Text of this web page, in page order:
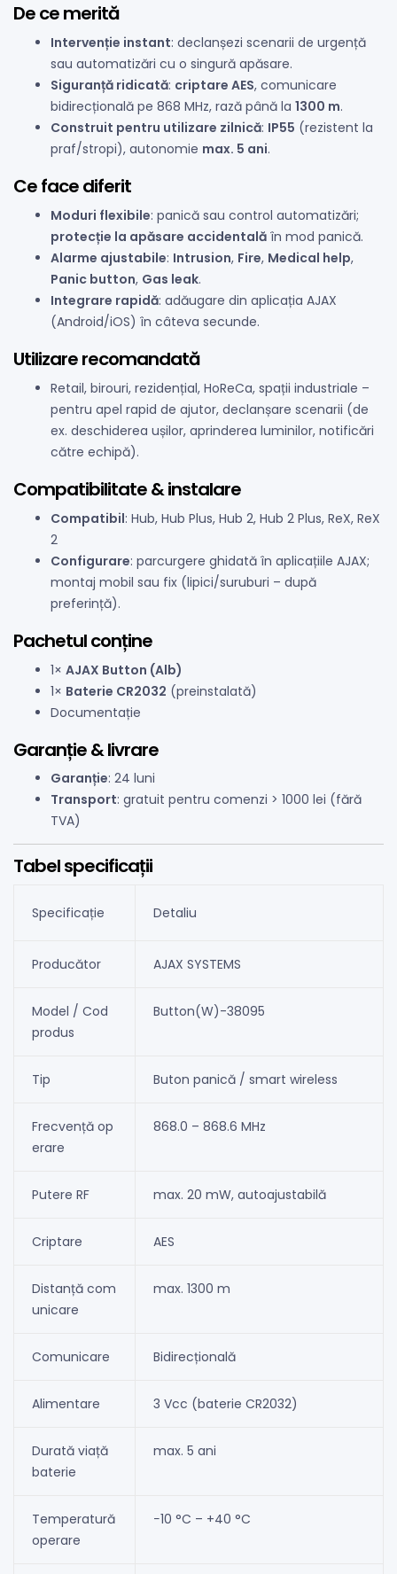
De ce merită
Intervenție instant: declanșezi scenarii de urgență
sau automatizări cu o singură apăsare.
Siguranță ridicată: criptare AES, comunicare
bidirecțională pe 868 MHz, rază până la 1300 m.
Construit pentru utilizare zilnică: IP55 (rezistent la
praf/stropi), autonomie max. 5 ani.
Ce face diferit
Moduri flexibile: panică sau control automatizări;
protecție la apăsare accidentală în mod panică.
Alarme ajustabile: Intrusion, Fire, Medical help,
Panic button, Gas leak.
Integrare rapidă: adăugare din aplicația AJAX
(Android/iOS) în câteva secunde.
Utilizare recomandată
Retail, birouri, rezidențial, HoReCa, spații industriale –
pentru apel rapid de ajutor, declanșare scenarii (de
ex. deschiderea ușilor, aprinderea luminilor, notificări
către echipă).
Compatibilitate & instalare
Compatibil: Hub, Hub Plus, Hub 2, Hub 2 Plus, ReX, ReX
2
Configurare: parcurgere ghidată în aplicațiile AJAX;
montaj mobil sau fix (lipici/suruburi – după
preferință).
Pachetul conține
1× AJAX Button (Alb)
1× Baterie CR2032 (preinstalată)
Documentație
Garanție & livrare
Garanție: 24 luni
Transport: gratuit pentru comenzi > 1000 lei (fără
TVA)
Tabel specificații
Specificație Detaliu
Producător AJAX SYSTEMS
Model / Cod
produs
Button(W)-38095
Tip Buton panică / smart wireless
Frecvență op
erare
868.0 – 868.6 MHz
Putere RF max. 20 mW, autoajustabilă
Criptare AES
Distanță com
unicare
max. 1300 m
Comunicare Bidirecțională
Alimentare 3 Vcc (baterie CR2032)
Durată viață
baterie
max. 5 ani
Temperatură
operare
−10 °C – +40 °C